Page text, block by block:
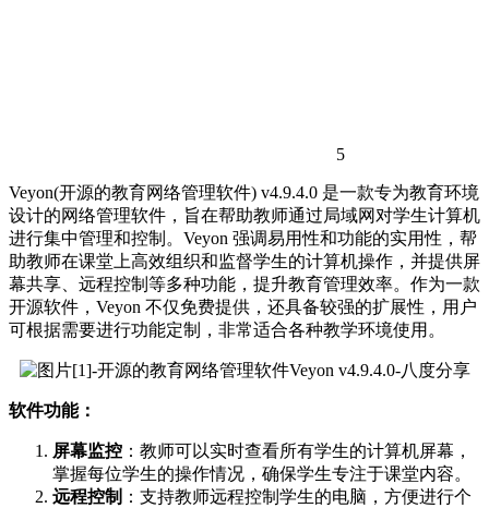
5
Veyon(开源的教育网络管理软件) v4.9.4.0 是一款专为教育环境
设计的网络管理软件，旨在帮助教师通过局域网对学生计算机
进行集中管理和控制。Veyon 强调易用性和功能的实用性，帮
助教师在课堂上高效组织和监督学生的计算机操作，并提供屏
幕共享、远程控制等多种功能，提升教育管理效率。作为一款
开源软件，Veyon 不仅免费提供，还具备较强的扩展性，用户
可根据需要进行功能定制，非常适合各种教学环境使用。
软件功能：
屏幕监控 ：教师可以实时查看所有学生的计算机屏幕，
掌握每位学生的操作情况，确保学生专注于课堂内容。
远程控制 ：支持教师远程控制学生的电脑，方便进行个